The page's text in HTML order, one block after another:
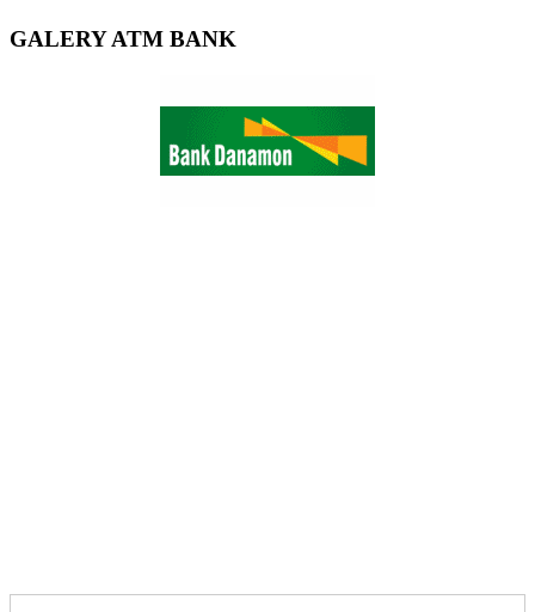
GALERY ATM BANK